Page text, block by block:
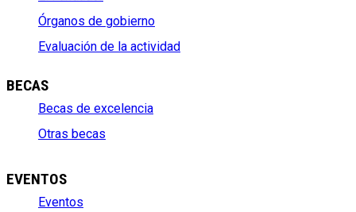
Órganos de gobierno
Evaluación de la actividad
BECAS
Becas de excelencia
Otras becas
EVENTOS
Eventos